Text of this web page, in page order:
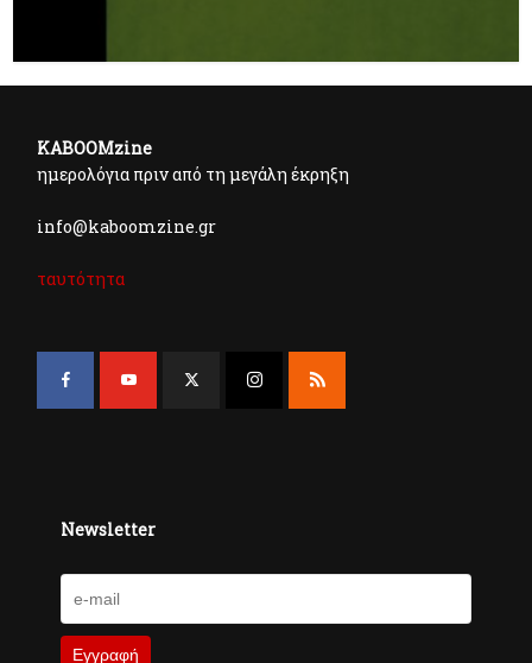
KABOOMzine
ημερολόγια πριν από τη μεγάλη έκρηξη
info@kaboomzine.gr
ταυτότητα
Newsletter